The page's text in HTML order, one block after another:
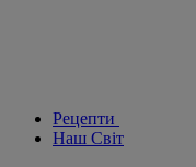
Рецепти
Наш Світ